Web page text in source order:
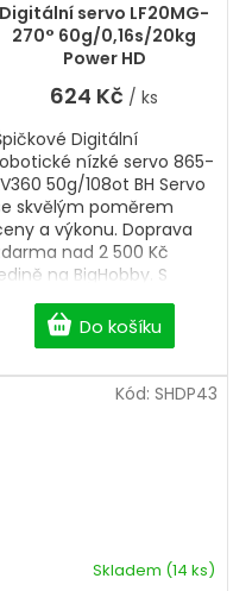
Digitální servo LF20MG-
270° 60g/0,16s/20kg
Power HD
624 Kč / ks
Do košíku
Digitální
nízké servo 865-
50g/108ot BH Servo
skvělým poměrem
a výkonu. Doprava
nad 2 500 Kč
na BigHobby. S
výběrem rádi pomůžeme.
Skladem (14 ks)
Kód: SHDP43